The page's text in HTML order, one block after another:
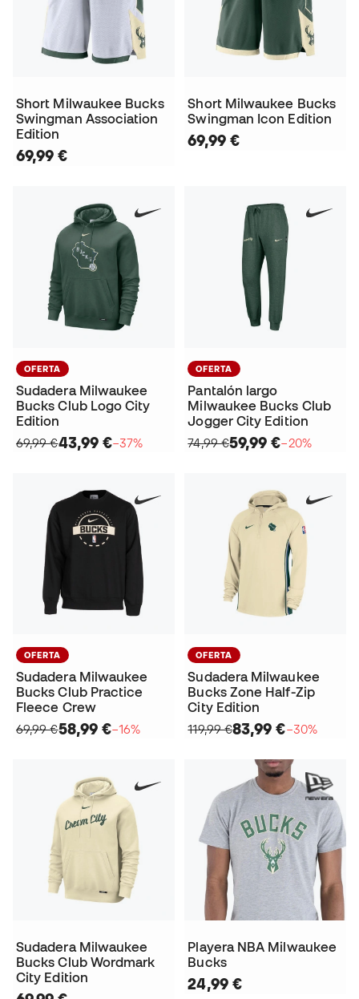
Short Milwaukee Bucks
Swingman Association
Edition
69,99 €
Short Milwaukee Bucks
Swingman Icon Edition
69,99 €
OFERTA
Sudadera Milwaukee
Bucks Club Logo City
Edition
69,99 €43,99 €−37%
OFERTA
Pantalón largo
Milwaukee Bucks Club
Jogger City Edition
74,99 €59,99 €−20%
OFERTA
Sudadera Milwaukee
Bucks Club Practice
Fleece Crew
69,99 €58,99 €−16%
OFERTA
Sudadera Milwaukee
Bucks Zone Half-Zip
City Edition
119,99 €83,99 €−30%
Sudadera Milwaukee
Bucks Club Wordmark
City Edition
Playera NBA Milwaukee
Bucks
24,99 €